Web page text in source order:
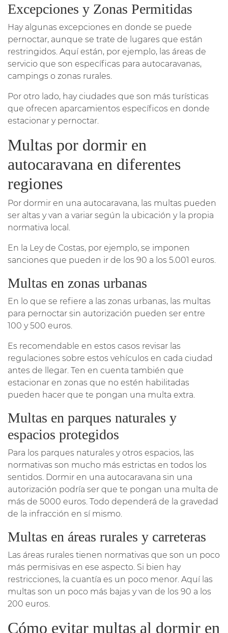
Excepciones y Zonas Permitidas
Hay algunas excepciones en donde se puede
pernoctar, aunque se trate de lugares que están
restringidos. Aquí están, por ejemplo, las áreas de
servicio que son específicas para autocaravanas,
campings o zonas rurales.
Por otro lado, hay ciudades que son más turísticas
que ofrecen aparcamientos específicos en donde
estacionar y pernoctar.
Multas por dormir en
autocaravana en diferentes
regiones
Por dormir en una autocaravana, las multas pueden
ser altas y van a variar según la ubicación y la propia
normativa local.
En la Ley de Costas, por ejemplo, se imponen
sanciones que pueden ir de los 90 a los 5.001 euros.
Multas en zonas urbanas
En lo que se refiere a las zonas urbanas, las multas
para pernoctar sin autorización pueden ser entre
100 y 500 euros.
Es recomendable en estos casos revisar las
regulaciones sobre estos vehículos en cada ciudad
antes de llegar. Ten en cuenta también que
estacionar en zonas que no estén habilitadas
pueden hacer que te pongan una multa extra.
Multas en parques naturales y
espacios protegidos
Para los parques naturales y otros espacios, las
normativas son mucho más estrictas en todos los
sentidos. Dormir en una autocaravana sin una
autorización podría ser que te pongan una multa de
más de 5000 euros. Todo dependerá de la gravedad
de la infracción en sí mismo.
Multas en áreas rurales y carreteras
Las áreas rurales tienen normativas que son un poco
más permisivas en ese aspecto. Si bien hay
restricciones, la cuantía es un poco menor. Aquí las
multas son un poco más bajas y van de los 90 a los
200 euros.
Cómo evitar multas al dormir en